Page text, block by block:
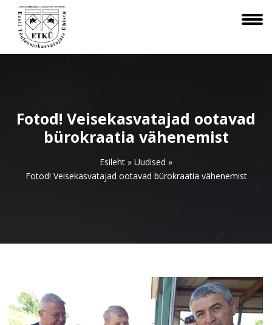
Fotod! Veisekasvatajad ootavad
bürokraatia vähenemist
Esileht » Uudised »
Fotod! Veisekasvatajad ootavad bürokraatia vähenemist